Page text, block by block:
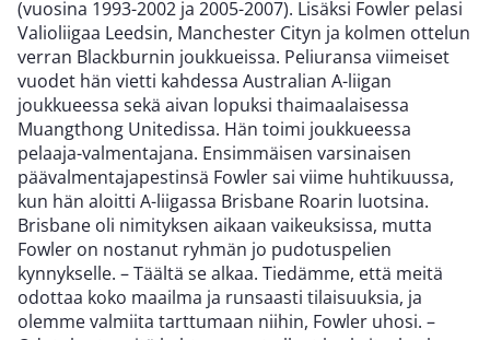
(vuosina 1993-2002 ja 2005-2007). Lisäksi Fowler pelasi
Valioliigaa Leedsin, Manchester Cityn ja kolmen ottelun
verran Blackburnin joukkueissa. Peliuransa viimeiset
vuodet hän vietti kahdessa Australian A-liigan
joukkueessa sekä aivan lopuksi thaimaalaisessa
Muangthong Unitedissa. Hän toimi joukkueessa
pelaaja-valmentajana. Ensimmäisen varsinaisen
päävalmentajapestinsä Fowler sai viime huhtikuussa,
kun hän aloitti A-liigassa Brisbane Roarin luotsina.
Brisbane oli nimityksen aikaan vaikeuksissa, mutta
Fowler on nostanut ryhmän jo pudotuspelien
kynnykselle. – Täältä se alkaa. Tiedämme, että meitä
odottaa koko maailma ja runsaasti tilaisuuksia, ja
olemme valmiita tarttumaan niihin, Fowler uhosi. –